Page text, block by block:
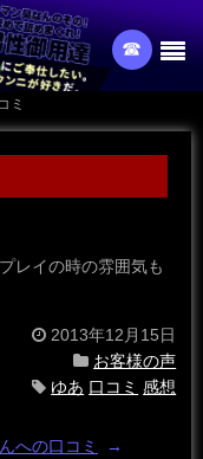
☎︎
ミ
レイの時の雰囲気も
2013年12月15日
お客様の声
ゆあ 口コミ 感想
への口コミ →